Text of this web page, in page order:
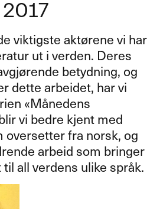
viktigste akt​ø​rene vi har
ut i verden. Deres
betydning, og
dette arbeidet, har vi
«​M​å​nedens
vi bedre kjent med
oversetter fra norsk, og
arbeid som bringer
all verdens ulike spr​å​k.​​